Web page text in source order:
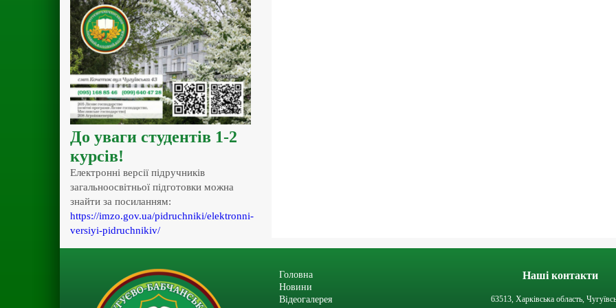
До уваги студентів 1-2
курсів!
Електронні версії підручників
загальноосвітньої підготовки можна
знайти за посиланням:
https://imzo.gov.ua/pidruchniki/elektronni-
versiyi-pidruchnikiv/
Головна
Новини
Відеогалерея
Наші контакти
63513, Харківська область,